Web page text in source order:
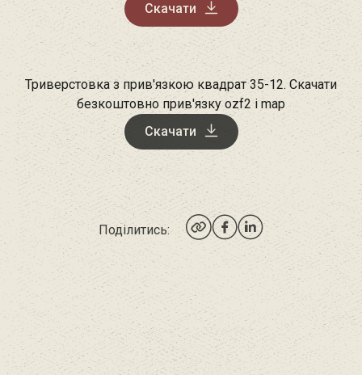
Скачати
Триверстовка з прив'язкою квадрат 35-12. Скачати
безкоштовно прив'язку ozf2 і map
Скачати
Поділитись: